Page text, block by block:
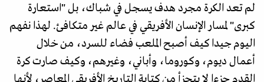
لم تعد الكرة مجرد هدف يسجل في شباك، بل "استعارة
كبرى" لمسار الإنسان الأفريقي في عالم غير متكافئ. لهذا نفهم
اليوم جيدا كيف أصبح الملعب فضاء للسرد، من خلال
أعمال ديوم، وكوروما، وأباني، وغيرهم، وكيف صارت كرة
القدم جزءا لا يتجزأ من كتابة التاريخ الأفريقي المعاصر، لأنها